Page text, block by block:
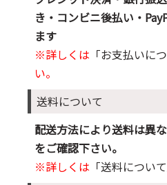
き・コンビニ後払い・
ます
※詳しくは 「お支払いに
い。
送料について
配送方法により送料は異
をご確認下さい。
※詳しくは 「送料について